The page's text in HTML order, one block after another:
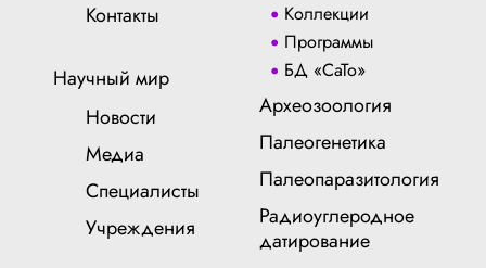
Контакты
Научный мир
Новости
Медиа
Специалисты
Учреждения
Коллекции
Программы
БД «СаТо»
Археозоология
Палеогенетика
Палеопаразитология
Радиоуглеродное
датирование